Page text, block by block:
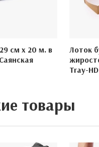
см х 20 м. в
Лоток
Tray-
товары